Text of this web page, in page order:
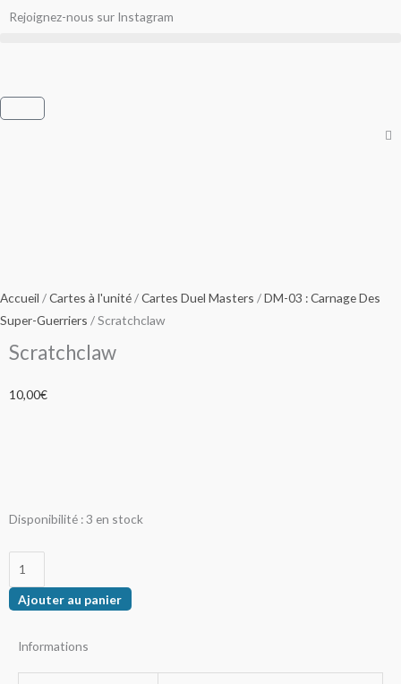
AllerRejoignez-nous sur Instagram
Panier
Accueil /Cartes à l'unité/Cartes Duel Masters /DM-03 : Carnage Des
Super-Guerriers / Scratchclaw
Scratchclaw
10,00€
Disponibilité :3 en stock
quantité
Scratchclaw
Ajouter au panier
Informations